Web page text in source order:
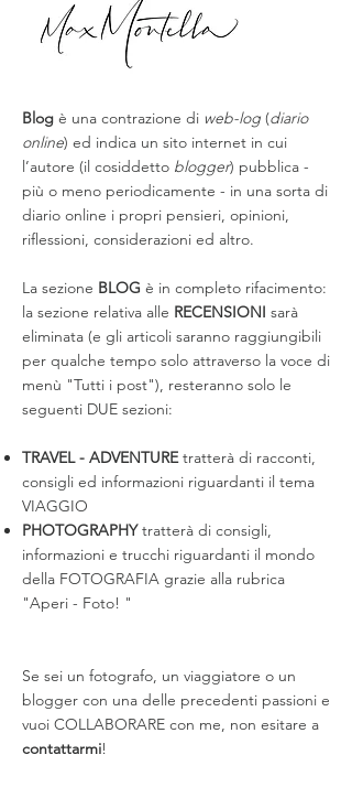
Blog è una contrazione di web-log (diario
online) ed indica un sito internet in cui
l’autore (il cosiddetto blogger) pubblica -
più o meno periodicamente - in una sorta di
diario online i propri pensieri, opinioni,
riflessioni, considerazioni ed altro.
La sezione BLOG è in completo rifacimento:
la sezione relativa alle RECENSIONI sarà
eliminata (e gli articoli saranno raggiungibili
per qualche tempo solo attraverso la voce di
menù "Tutti i post"), resteranno solo le
seguenti DUE sezioni:
TRAVEL - ADVENTUREtratterà di racconti,
consigli ed informazioni riguardanti il tema
VIAGGIO
PHOTOGRAPHYtratterà di consigli,
informazioni e trucchi riguardanti il mondo
della FOTOGRAFIA grazie alla rubrica
"Aperi - Foto! "
Se sei un fotografo, un viaggiatore o un
blogger con una delle precedenti passioni e
vuoi COLLABORARE con me, non esitare a
contattarmi!